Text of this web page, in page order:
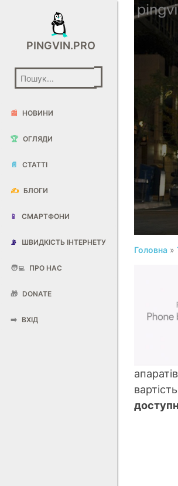
PINGVIN.PRO
📰 НОВИНИ
🏆 ОГЛЯДИ
📄 СТАТТІ
✍️ БЛОГИ
📱 СМАРТФОНИ
📡 ШВИДКІСТЬ ІНТЕРНЕТУ
🧑‍💻 ПРО НАС
🎁 DONATE
➡️ ВХІД
Головна »